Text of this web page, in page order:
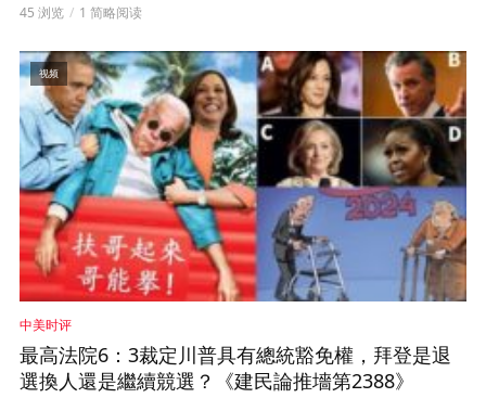
45 浏览 1 简略阅读
视频
中美时评
最高法院6：3裁定川普具有總統豁免權，拜登是退
選換人還是繼續競選？《建民論推墻第2388》